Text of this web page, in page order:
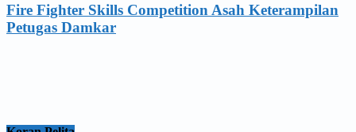
Fire Fighter Skills Competition Asah Keterampilan
Petugas Damkar